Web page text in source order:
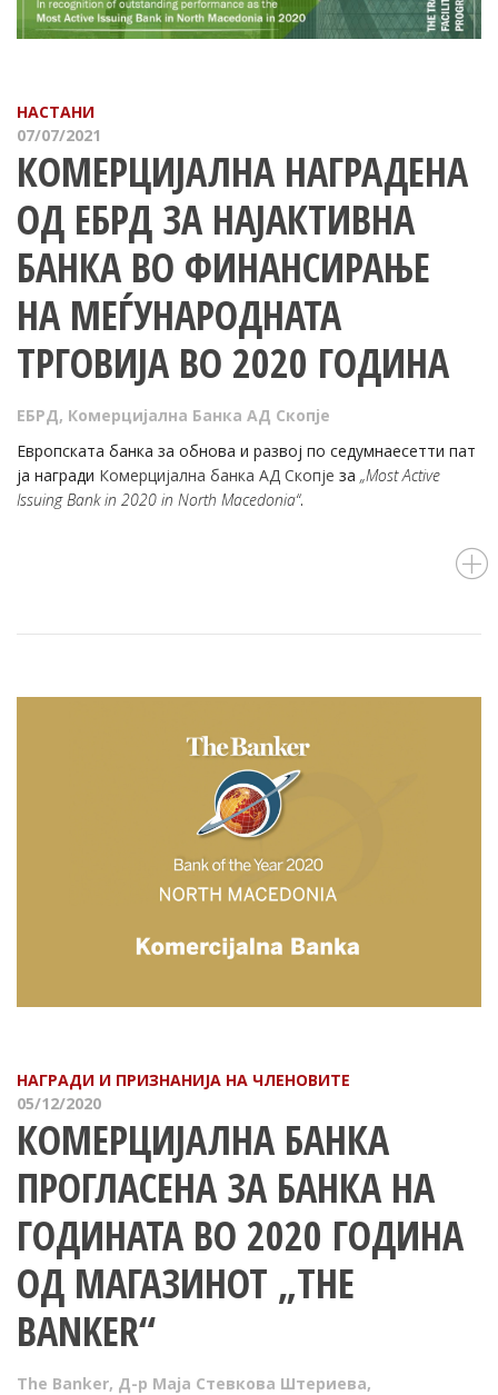
НАСТАНИ
07/07/2021
КОМЕРЦИЈАЛНА НАГРАДЕНА
ОД ЕБРД ЗА НАЈАКТИВНА
БАНКА ВО ФИНАНСИРАЊЕ
НА МЕЃУНАРОДНАТА
ТРГОВИЈА ВО 2020 ГОДИНА
ЕБРД, Комерцијална Банка АД Скопје
Европската банка за обнова и развој по седумнаесетти пат
ја награди Комерцијална банка АД Скопје за „Most Active
Issuing Bank in 2020 in North Macedonia“.
НАГРАДИ И ПРИЗНАНИЈА НА ЧЛЕНОВИТЕ
05/12/2020
КОМЕРЦИЈАЛНА БАНКА
ПРОГЛАСЕНА ЗА БАНКА НА
ГОДИНАТА ВО 2020 ГОДИНА
ОД МАГАЗИНОТ „THE
BANKER“
The Banker, Д-р Маја Стевкова Штериева,